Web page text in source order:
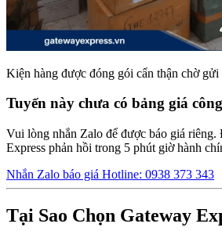
Kiện hàng được đóng gói cẩn thận chờ gửi
Tuyến này chưa có bảng giá
Vui lòng nhắn Zalo để được báo giá
Express phản hồi trong 5 phút giờ hành
Nhắn Zalo báo giá Hotline: 0938 373 343
Tại Sao Chọn Gateway